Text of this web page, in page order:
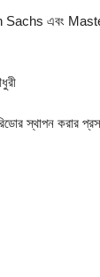
এবং
স্থাপন করার